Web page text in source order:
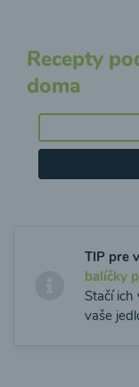
Recepty
doma
TIP pre
balíčky
Stačí
vaše